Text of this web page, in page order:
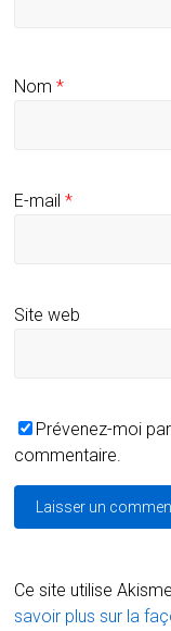
Nom*
E-mail*
Site web
Prévenez-moi
commentaire.
Ce site utilise
savoir plus sur la